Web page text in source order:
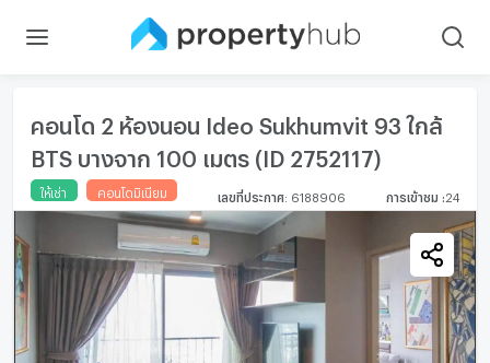
คอนโด 2 ห้องนอน Ideo Sukhumvit 93 ใกล้
BTS บางจาก 100 เมตร (ID 2752117)
ให้เช่า คอนโดมิเนียม เลขที่ประกาศ 6188906 การเข้าชม 24